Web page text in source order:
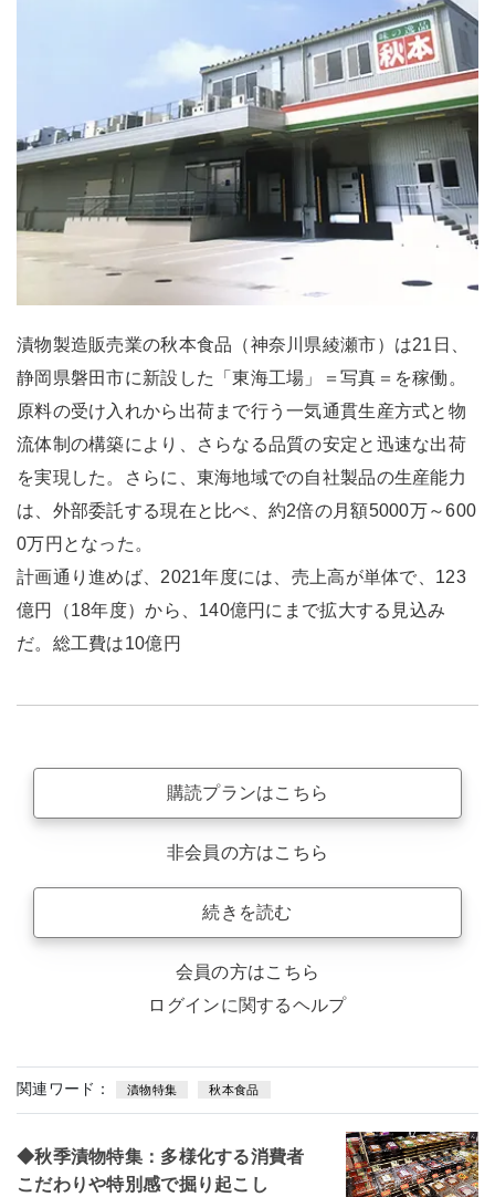
漬物製造販売業の秋本食品（神奈川県綾瀬市）は21日、
静岡県磐田市に新設した「東海工場」＝写真＝を稼働。
原料の受け入れから出荷まで行う一気通貫生産方式と物
流体制の構築により、さらなる品質の安定と迅速な出荷
を実現した。さらに、東海地域での自社製品の生産能力
は、外部委託する現在と比べ、約2倍の月額5000万～600
0万円となった。
計画通り進めば、2021年度には、売上高が単体で、123
億円（18年度）から、140億円にまで拡大する見込み
だ。総工費は10億円
購読プランはこちら
非会員の方はこちら
続きを読む
会員の方はこちら
ログインに関するヘルプ
関連ワード： 漬物特集 秋本食品
◆秋季漬物特集：多様化する消費者
こだわりや特別感で掘り起こし